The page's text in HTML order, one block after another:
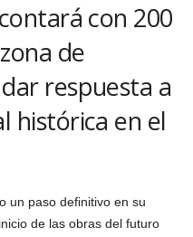
con 200
de
respuesta a
histórica en el
un paso definitivo en su
de las obras del futuro